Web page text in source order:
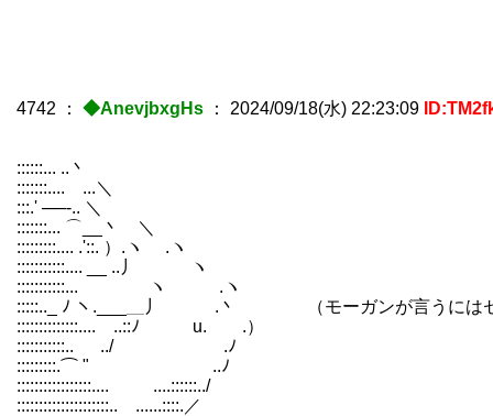
4742 ： ◆AnevjbxgHs ： 2024/09/18(水) 22:23:09
::::::... ..丶
:::::::.... ...＼
:::.' ──-.. ＼
:::::::... ⌒__丶 ＼
:::::::::.... .'::. ）.ヽ .ヽ
:::::::::::.... __ ..丿 ヽ
:::::::::::... ヽ .ヽ
:::::.._ ﾉ ヽ.___＿丿 .丶 （モーガンが言うにはセイ
::::::::::::::.... ..::ﾉ u. .）
:::::::::::.. ../ .ﾉ
:::::::::.⌒ " ..ﾉ
:::::::::::::::::.... ....::::::../
:::::::::::::::::::::.. ......::::.／